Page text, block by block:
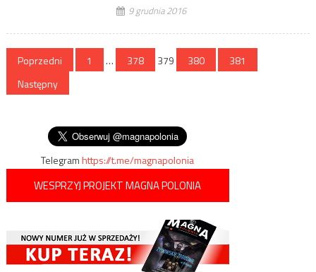
9 grudnia 2016
Stronicowanie
wpisów
Poprzedni 1 … 378 379 380
381
Następny
Telegramhttps://t.me/magnapolonia
WESPRZYJ PROJEKT MAGNA POLONIA